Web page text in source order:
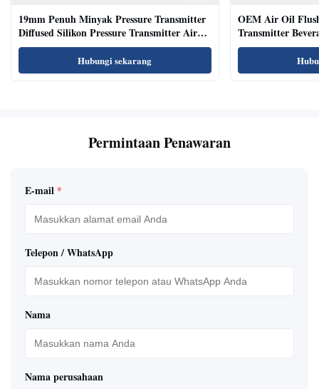
19mm Penuh Minyak Pressure Transmitter
Diffused Silikon Pressure Transmitter Air
Oil Test
Hubungi sekarang
OEM Air Oil
Transmitter
Sensor
Permintaan Penawaran
E-mail *
Telepon / WhatsApp
Nama
Nama perusahaan